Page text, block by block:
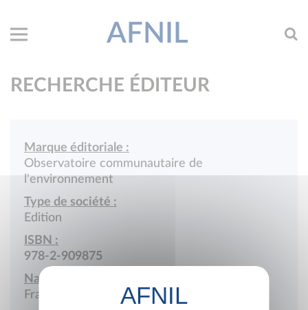
AFNIL
RECHERCHE ÉDITEUR
Marque éditoriale :
Observatoire communautaire de
l'environnement
Type de société :
Edition
ISBN :
978-2-909875
Nationalité :
France